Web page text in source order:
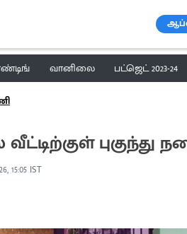
வானிலை பட்ஜெட் 2023-24
புகுந்து
15:05 IST